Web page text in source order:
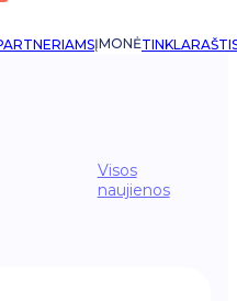
ĮMONĖ
Visos
naujienos